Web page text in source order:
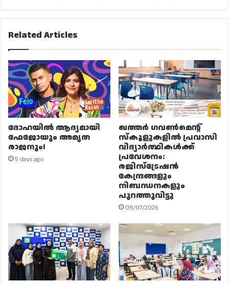
Related Articles
ദോഹയിൽ ആദ്യമായി
ഫേജോയും അമൃത
രാജനും!
5 days ago
ഖത്തർ ഗവൺമെന്റ്
സ്കൂളുകളിൽ പ്രവാസി
വിദ്യാർത്ഥികൾക്ക്
പ്രവേശനം:
രജിസ്ട്രേഷൻ
കേന്ദ്രങ്ങളും
നിബന്ധനകളും
പുറത്തുവിട്ടു
09/07/2026